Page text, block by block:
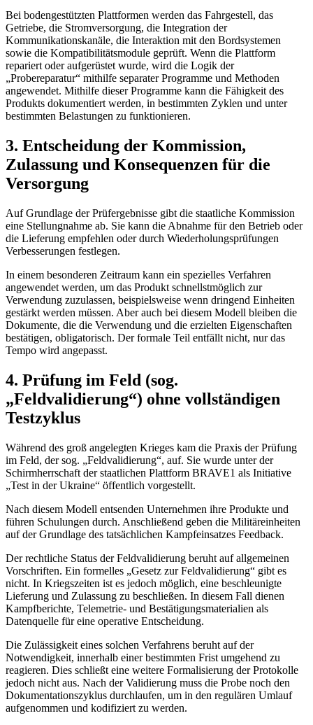
Bei bodengestützten Plattformen werden das Fahrgestell, das
Getriebe, die Stromversorgung, die Integration der
Kommunikationskanäle, die Interaktion mit den Bordsystemen
sowie die Kompatibilitätsmodule geprüft. Wenn die Plattform
repariert oder aufgerüstet wurde, wird die Logik der
„Probereparatur“ mithilfe separater Programme und Methoden
angewendet. Mithilfe dieser Programme kann die Fähigkeit des
Produkts dokumentiert werden, in bestimmten Zyklen und unter
bestimmten Belastungen zu funktionieren.
3. Entscheidung der Kommission,
Zulassung und Konsequenzen für die
Versorgung
Auf Grundlage der Prüfergebnisse gibt die staatliche Kommission
eine Stellungnahme ab. Sie kann die Abnahme für den Betrieb oder
die Lieferung empfehlen oder durch Wiederholungsprüfungen
Verbesserungen festlegen.
In einem besonderen Zeitraum kann ein spezielles Verfahren
angewendet werden, um das Produkt schnellstmöglich zur
Verwendung zuzulassen, beispielsweise wenn dringend Einheiten
gestärkt werden müssen. Aber auch bei diesem Modell bleiben die
Dokumente, die die Verwendung und die erzielten Eigenschaften
bestätigen, obligatorisch. Der formale Teil entfällt nicht, nur das
Tempo wird angepasst.
4. Prüfung im Feld (sog.
„Feldvalidierung“) ohne vollständigen
Testzyklus
Während des groß angelegten Krieges kam die Praxis der Prüfung
im Feld, der sog. „Feldvalidierung“, auf. Sie wurde unter der
Schirmherrschaft der staatlichen Plattform BRAVE1 als Initiative
„Test in der Ukraine“ öffentlich vorgestellt.
Nach diesem Modell entsenden Unternehmen ihre Produkte und
führen Schulungen durch. Anschließend geben die Militäreinheiten
auf der Grundlage des tatsächlichen Kampfeinsatzes Feedback.
Der rechtliche Status der Feldvalidierung beruht auf allgemeinen
Vorschriften. Ein formelles „Gesetz zur Feldvalidierung“ gibt es
nicht. In Kriegszeiten ist es jedoch möglich, eine beschleunigte
Lieferung und Zulassung zu beschließen. In diesem Fall dienen
Kampfberichte, Telemetrie- und Bestätigungsmaterialien als
Datenquelle für eine operative Entscheidung.
Die Zulässigkeit eines solchen Verfahrens beruht auf der
Notwendigkeit, innerhalb einer bestimmten Frist umgehend zu
reagieren. Dies schließt eine weitere Formalisierung der Protokolle
jedoch nicht aus. Nach der Validierung muss die Probe noch den
Dokumentationszyklus durchlaufen, um in den regulären Umlauf
aufgenommen und kodifiziert zu werden.